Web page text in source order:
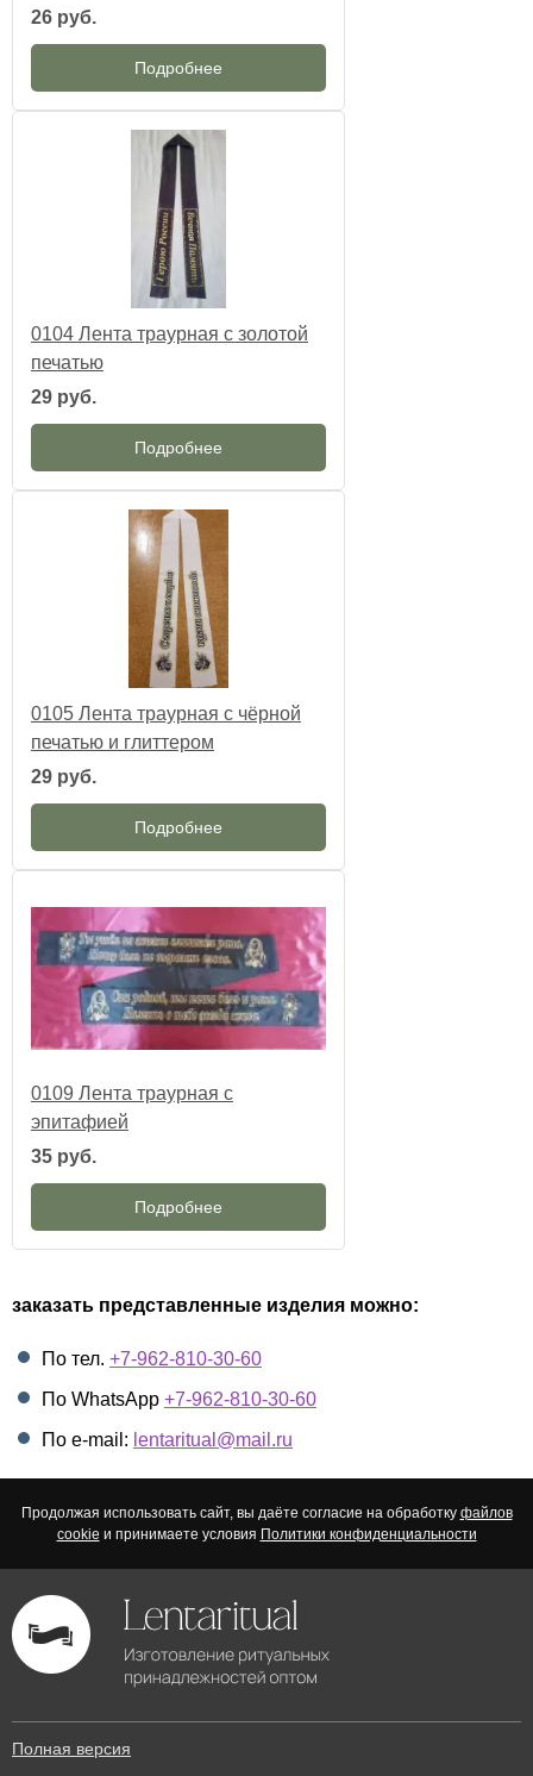
26 руб.
Подробнее
0104 Лента траурная с золотой
печатью
29 руб.
Подробнее
0105 Лента траурная с чёрной
печатью и глиттером
29 руб.
Подробнее
0109 Лента траурная с
эпитафией
35 руб.
Подробнее
заказать представленные изделия можно:
По тел. +7-962-810-30-60
По WhatsApp +7-962-810-30-60
По e-mail: lentaritual@mail.ru
Продолжая использовать сайт, вы даёте согласие на обработку файлов
cookie и принимаете условия Политики конфиденциальности
Полная версия